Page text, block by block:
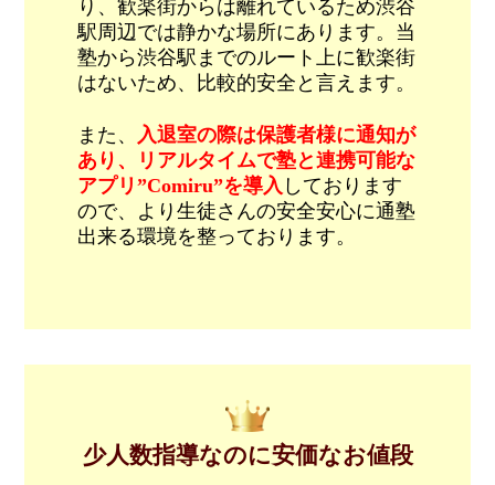
り、歓楽街からは離れているため渋谷
駅周辺では静かな場所にあります。当
塾から渋谷駅までのルート上に歓楽街
はないため、比較的安全と言えます。
また、
入退室の際は保護者様に通知が
あり、リアルタイムで塾と連携可能な
アプリ”Comiru”を導入 しております
ので、より生徒さんの安全安心に通塾
出来る環境を整っております。
少人数指導なのに安価なお値段